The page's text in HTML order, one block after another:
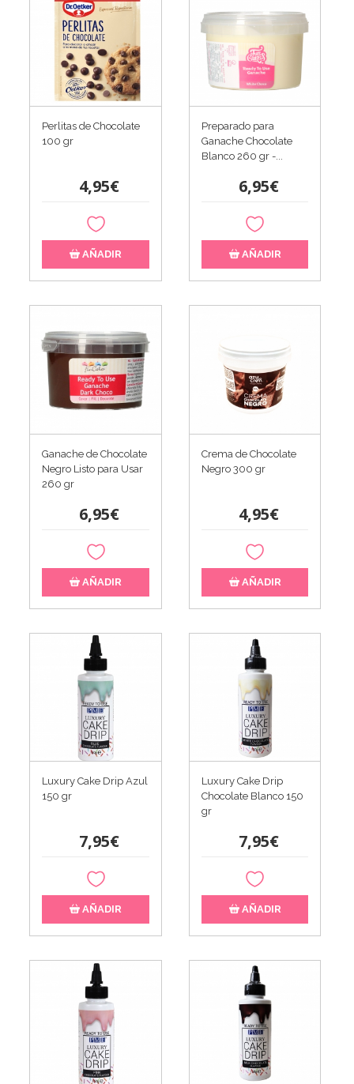
Perlitas de Chocolate
100 gr
4,95€
AÑADIR
Preparado para
Ganache Chocolate
Blanco 260 gr -...
6,95€
AÑADIR
Ganache de Chocolate
Negro Listo para Usar
260 gr
6,95€
AÑADIR
Crema de Chocolate
Negro 300 gr
4,95€
AÑADIR
Luxury Cake Drip Azul
150 gr
7,95€
AÑADIR
Luxury Cake Drip
Chocolate Blanco 150
gr
7,95€
AÑADIR